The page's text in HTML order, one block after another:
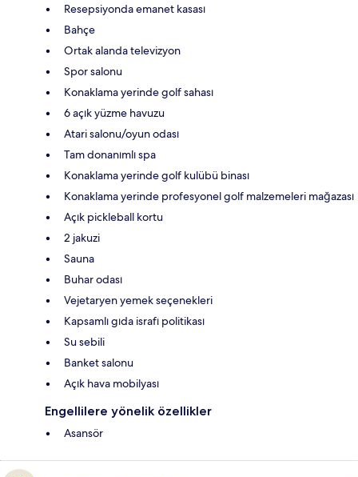
Resepsiyonda emanet kasası
Bahçe
Ortak alanda televizyon
Spor salonu
Konaklama yerinde golf sahası
6 açık yüzme havuzu
Atari salonu/oyun odası
Tam donanımlı spa
Konaklama yerinde golf kulübü binası
Konaklama yerinde profesyonel golf malzemeleri mağazası
Açık pickleball kortu
2 jakuzi
Sauna
Buhar odası
Vejetaryen yemek seçenekleri
Kapsamlı gıda israfı politikası
Su sebili
Banket salonu
Açık hava mobilyası
Engellilere yönelik özellikler
Asansör